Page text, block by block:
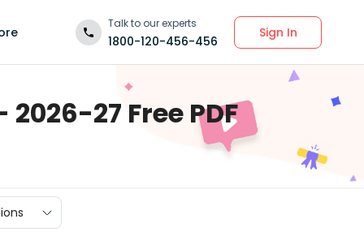
Talk to our experts
1800-120-456-456
Sign In
27 Free PDF